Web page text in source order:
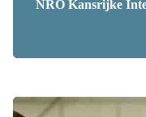
NRO Kansrijke